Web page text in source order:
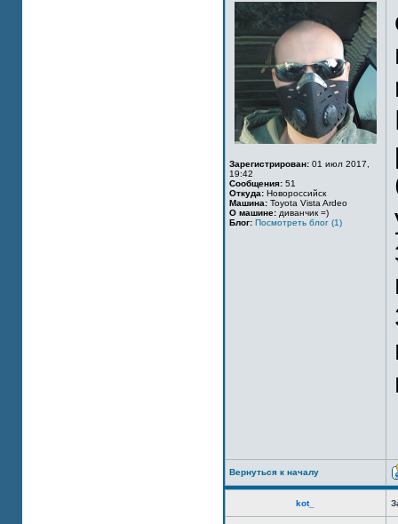
Зарегистрирован: 01 июл 2017,
19:42
Сообщения: 51
Откуда: Новороссийск
Машина: Toyota Vista Ardeo
О машине: диванчик =)
Блог: Посмотреть блог (1)
Вернуться к началу
kot_